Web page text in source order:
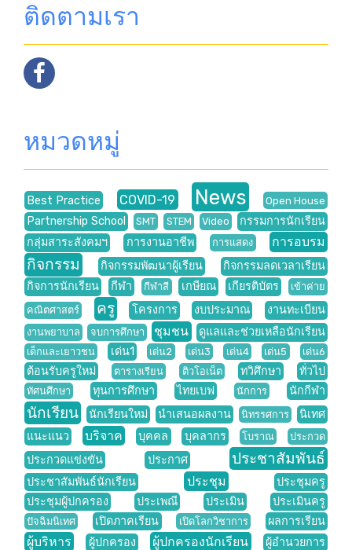
ติดตามเรา
หมวดหมู่
Best Practice COVID-19 News Open House
Partnership School SMT STEM Video
กรรมการนักเรียน
กลุ่มสาระสังคมฯ
การงานอาชีพ การแสดง การอบรม
กิจกรรม กิจกรรมพัฒนาผู้เรียน
กิจกรรมลดเวลาเรียน
กิจการนักเรียน
กีฬา กีฬาสี เกษียณ เกียรติบัตร
เข้าค่าย
คณิตศาสตร์
ครู โครงการ งบประมาณ งานทะเบียน
งานพยาบาล จบการศึกษา ชุมชน ดูแลและช่วยเหลือนักเรียน
เด็กและเยาวชน เด่น1 เด่น2 เด่น3 เด่น4 เด่น5 เด่น6
ต้อนรับครูใหม่ ตารางเรียน ติวโอเน็ต ทวิศึกษา ทั่วไป
ทัศนศึกษา ทุนการศึกษา ไทยเบฟ นักการ นักกีฬา
นักเรียน นักเรียนใหม่ นำเสนอผลงาน นิทรรศการ
นิเทศ
แนะแนว
บริจาค บุคคล บุคลากร โบราณ ประกวด
ประกวดแข่งขัน ประกาศ ประชาสัมพันธ์
ประชาสัมพันธ์นักเรียน ประชุม
ประชุมครู
ประชุมผู้ปกครอง
ประเพณี ประเมิน ประเมินครู
ปัจฉิมนิเทศ เปิดภาคเรียน เปิดโลกวิชาการ ผลการเรียน
ผู้บริหาร ผู้ปกครอง ผู้ปกครองนักเรียน
ผู้อำนวยการ